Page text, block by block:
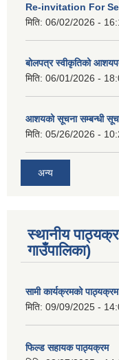
Re-invitation For
मिति: 06/02/2026 -
बोलपत्र स्वीकृतिको
मिति: 06/01/2026 -
आशयको सूचना सम्बन्धी
मिति: 05/26/2026 -
अन्य
स्थानीय
गाउँपालिका)
सामी कार्यक्रमको पाठ्यक्रम
मिति: 09/09/2025 -
फिल्ड सहायक पाठ्यक्रम